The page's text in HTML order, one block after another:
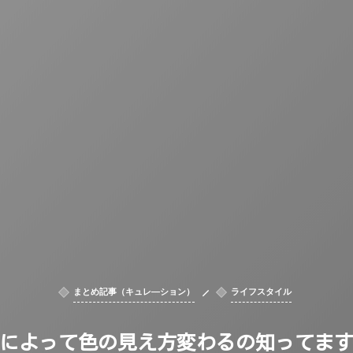
まとめ記事（キュレ―ション） ライフスタイル
よって色の見え方変わるの知ってま